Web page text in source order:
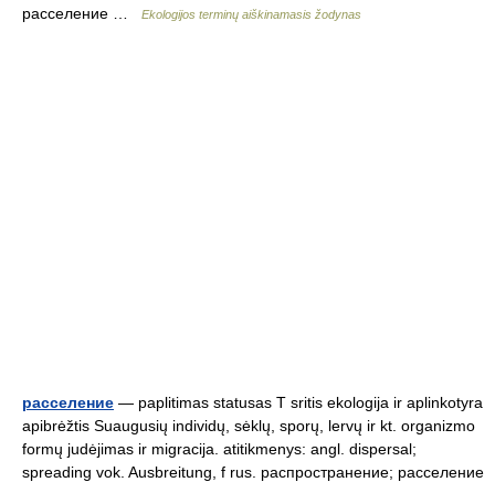
расселение …
Ekologijos terminų aiškinamasis žodynas
расселение — paplitimas statusas T sritis ekologija ir aplinkotyra
apibrėžtis Suaugusių individų, sėklų, sporų, lervų ir kt. organizmo
formų judėjimas ir migracija. atitikmenys: angl. dispersal;
spreading vok. Ausbreitung, f rus. распространение; расселение